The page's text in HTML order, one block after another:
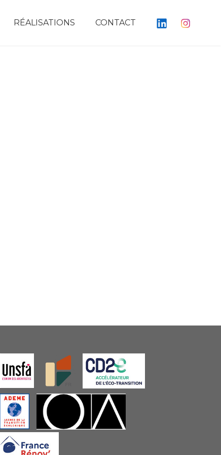
RÉALISATIONS CONTACT